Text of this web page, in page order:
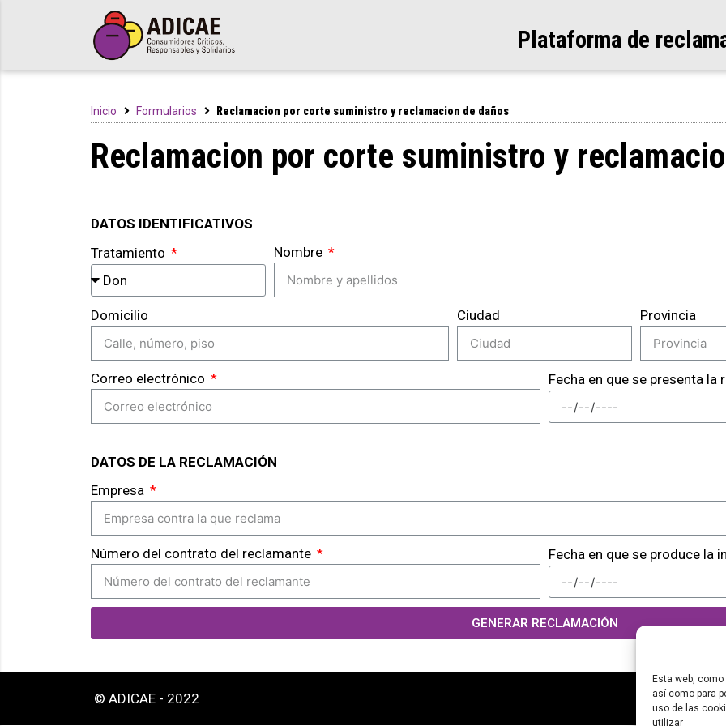
Esta web,
así como para
uso de las
utilizar
Plataforma de
Inicio Formularios Reclamacion por corte suministro y reclamacion de daños
Reclamacion por corte suministro y
DATOS IDENTIFICATIVOS
Tratamiento
Nombre
Domicilio Ciudad Provincia
Correo electrónico Fecha en que se presenta
DATOS DE LA RECLAMACIÓN
Empresa
Número del contrato del reclamante Fecha en que se produce
GENERAR RECLAMACIÓN
© ADICAE - 2022 POLÍTICA